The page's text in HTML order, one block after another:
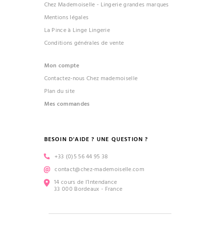
Chez Mademoiselle - Lingerie grandes marques
Mentions légales
La Pince à Linge Lingerie
Conditions générales de vente
Mon compte
Contactez-nous Chez mademoiselle
Plan du site
Mes commandes
BESOIN D'AIDE ? UNE QUESTION ?
+33 (0)5 56 44 95 38
contact@chez-mademoiselle.com
14 cours de l’Intendance
33 000 Bordeaux - France